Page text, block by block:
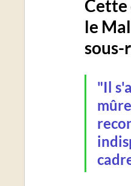
Cette
le
sous-
"Il